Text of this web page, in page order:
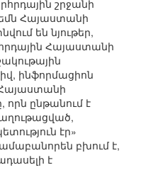
շրջանի
Հայաստանի
են նյութեր,
Հայաստանի
ինֆորմացիոն
Հայաստանի
ընթանում է
էր»
բխում է,
է